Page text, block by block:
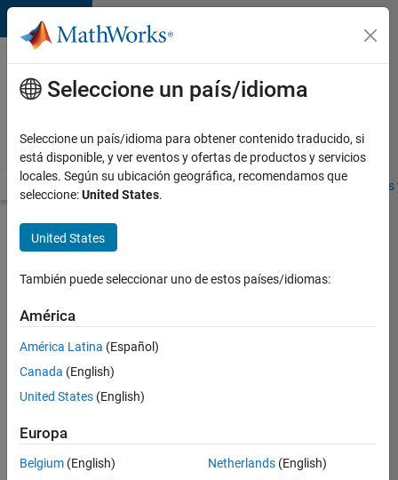
Saltar al contenido
Ofertas
de
empleo
MathWorks
Visión general Búsqueda de empleo Oficinas locales
Enviar
solicitud
Senior
Compiler
Engineer
Inicie
en
su
cuenta
Seleccione un país/idioma
Seleccione un país/idioma para obtener contenido traducido, si
está disponible, y ver eventos y ofertas de productos y servicios
locales. Según su ubicación geográfica, recomendamos que
seleccione:United States.
United States
También puede seleccionar uno de estos países/idiomas:
América
América Latina (Español)
Canada (English)
United States (English)
Europa
Belgium (English)
Netherlands(English)